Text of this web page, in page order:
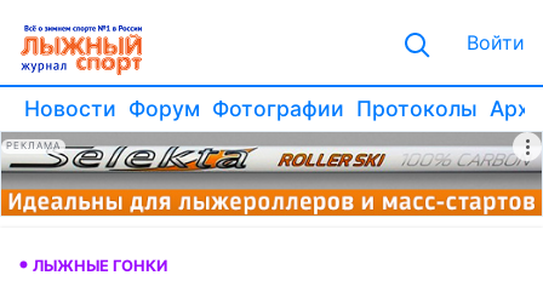
Войти
Новости Форум Фотографии Протоколы
РЕКЛАМА
ЛЫЖНЫЕ ГОНКИ